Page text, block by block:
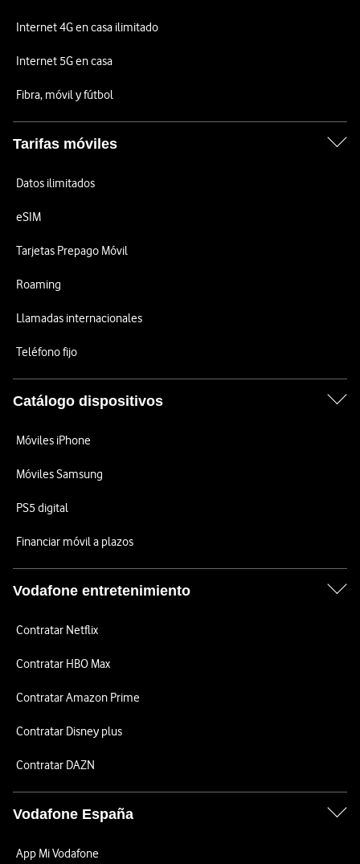
Internet 4G en casa ilimitado
Internet 5G en casa
Fibra, móvil y fútbol
Tarifas móviles
Datos ilimitados
eSIM
Tarjetas Prepago Móvil
Roaming
Llamadas internacionales
Teléfono fijo
Catálogo dispositivos
Móviles iPhone
Móviles Samsung
PS5 digital
Financiar móvil a plazos
Vodafone entretenimiento
Contratar Netflix
Contratar HBO Max
Contratar Amazon Prime
Contratar Disney plus
Contratar DAZN
Vodafone España
App Mi Vodafone